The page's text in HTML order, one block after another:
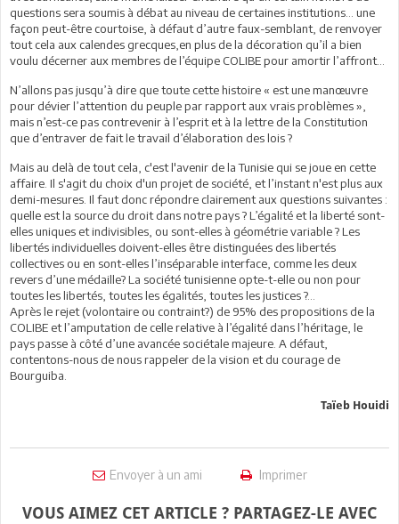
questions sera soumis à débat au niveau de certaines institutions… une
façon peut-être courtoise, à défaut d’autre faux-semblant, de renvoyer
tout cela aux calendes grecques,en plus de la décoration qu’il a bien
voulu décerner aux membres de l’équipe COLIBE pour amortir l’affront…
N’allons pas jusqu’à dire que toute cette histoire « est une manœuvre
pour dévier l’attention du peuple par rapport aux vrais problèmes »,
mais n’est-ce pas contrevenir à l’esprit et à la lettre de la Constitution
que d’entraver de fait le travail d’élaboration des lois ?
Mais au delà de tout cela, c'est l'avenir de la Tunisie qui se joue en cette
affaire. Il s'agit du choix d'un projet de société, et l’instant n'est plus aux
demi-mesures. Il faut donc répondre clairement aux questions suivantes :
quelle est la source du droit dans notre pays ? L’égalité et la liberté sont-
elles uniques et indivisibles, ou sont-elles à géométrie variable ? Les
libertés individuelles doivent-elles être distinguées des libertés
collectives ou en sont-elles l’inséparable interface, comme les deux
revers d’une médaille? La société tunisienne opte-t-elle ou non pour
toutes les libertés, toutes les égalités, toutes les justices ?...
Après le rejet (volontaire ou contraint?) de 95% des propositions de la
COLIBE et l’amputation de celle relative à l’égalité dans l’héritage, le
pays passe à côté d’une avancée sociétale majeure. A défaut,
contentons-nous de nous rappeler de la vision et du courage de
Bourguiba.
Taïeb Houidi
Envoyer à un ami Imprimer
VOUS AIMEZ CET ARTICLE ? PARTAGEZ-LE AVEC